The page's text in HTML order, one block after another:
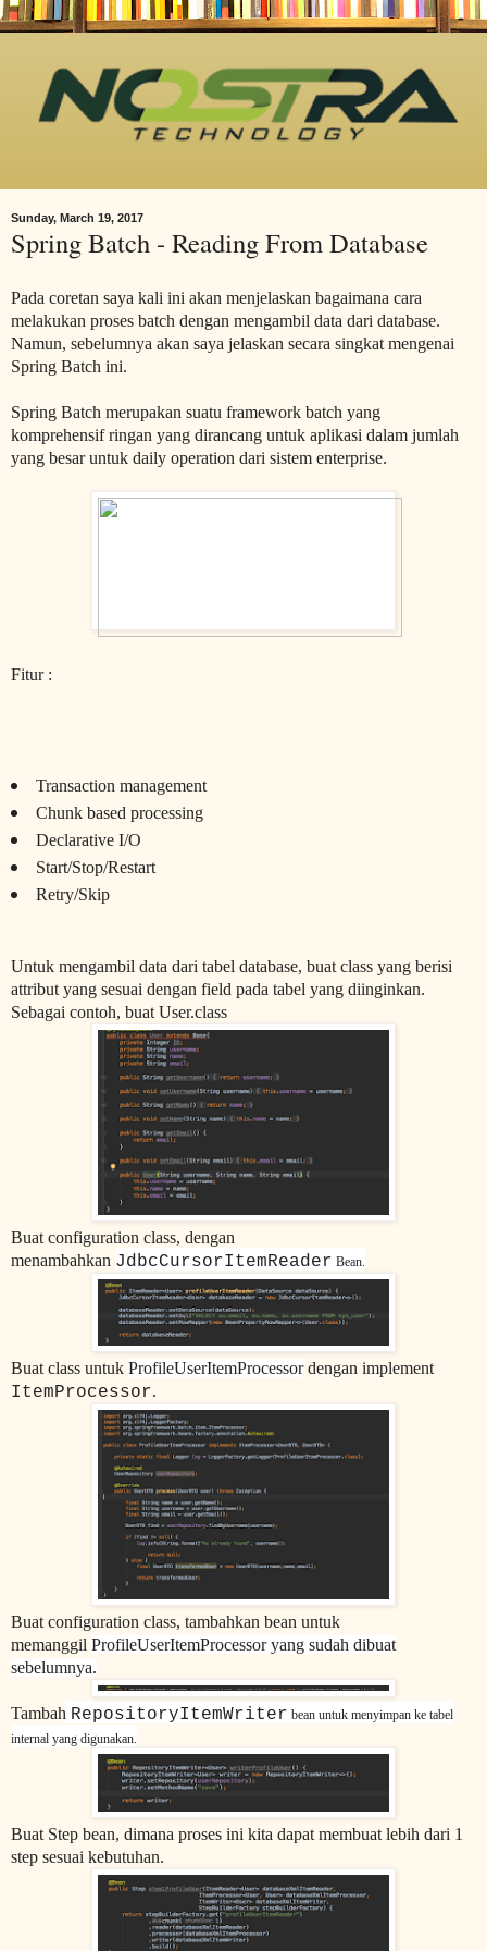
Sunday, March 19, 2017
Spring Batch - Reading From Database
Pada coretan saya kali ini akan menjelaskan bagaimana cara
melakukan proses batch dengan mengambil data dari database.
Namun, sebelumnya akan saya jelaskan secara singkat mengenai
Spring Batch ini.
Spring Batch merupakan suatu framework batch yang
komprehensif ringan yang dirancang untuk aplikasi dalam jumlah
yang besar untuk daily operation dari sistem enterprise.
Fitur :
Transaction management
Chunk based processing
Declarative I/O
Start/Stop/Restart
Retry/Skip
Untuk mengambil data dari tabel database, buat class yang berisi
attribut yang sesuai dengan field pada tabel yang diinginkan.
Sebagai contoh, buat User.class
Buat configuration class, dengan
menambahkan JdbcCursorItemReader Bean.
Buat class untuk ProfileUserItemProcessordengan implement
ItemProcessor.
Buat configuration class, tambahkan bean untuk
memanggil ProfileUserItemProcessor yang sudah dibuat
sebelumnya.
Tambah RepositoryItemWriter bean untuk menyimpan ke tabel
internal yang digunakan.
Buat Step bean, dimana proses ini kita dapat membuat lebih dari 1
step sesuai kebutuhan.